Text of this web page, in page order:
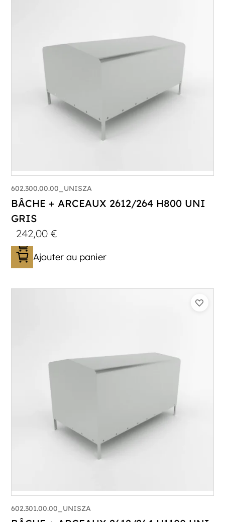
602.300.00.00_UNISZA
BÂCHE + ARCEAUX 2612/264 H800 UNI
GRIS
242,00€
Ajouter au panier
602.301.00.00_UNISZA